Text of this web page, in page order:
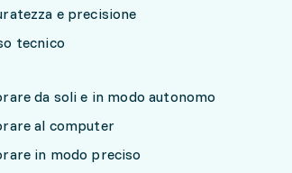
e precisione
tecnico
da soli e in modo autonomo
al computer
in modo preciso